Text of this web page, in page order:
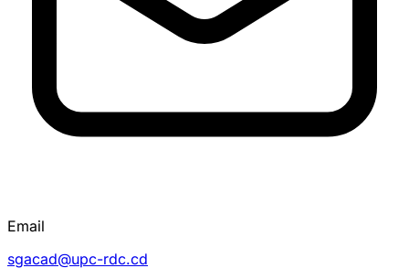
Email
sgacad@upc-rdc.cd